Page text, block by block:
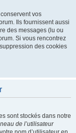
vos
Ils fournissent aussi
des messages (lu ou
Si vous rencontrez
des cookies
sont stockés dans notre
de l’utilisateur